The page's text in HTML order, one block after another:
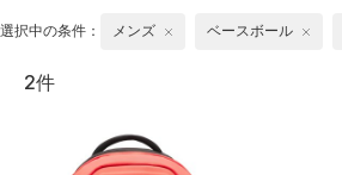
選択中の条件： メンズ ベースボール
2件